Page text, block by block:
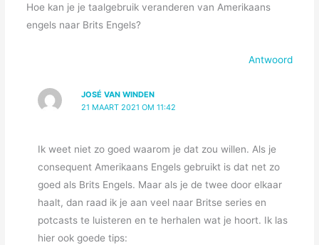
Hoe kan je je taalgebruik veranderen van Amerikaans
engels naar Brits Engels?
Antwoord
JOSÉ VAN WINDEN
21 MAART 2021 OM 11:42
Ik weet niet zo goed waarom je dat zou willen. Als je
consequent Amerikaans Engels gebruikt is dat net zo
goed als Brits Engels. Maar als je de twee door elkaar
haalt, dan raad ik je aan veel naar Britse series en
potcasts te luisteren en te herhalen wat je hoort. Ik las
hier ook goede tips: